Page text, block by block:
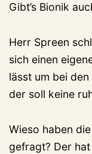
Gibt’s Bionik
Herr Spreen
sich einen
lässt um bei
der soll keine
Wieso haben
gefragt? Der